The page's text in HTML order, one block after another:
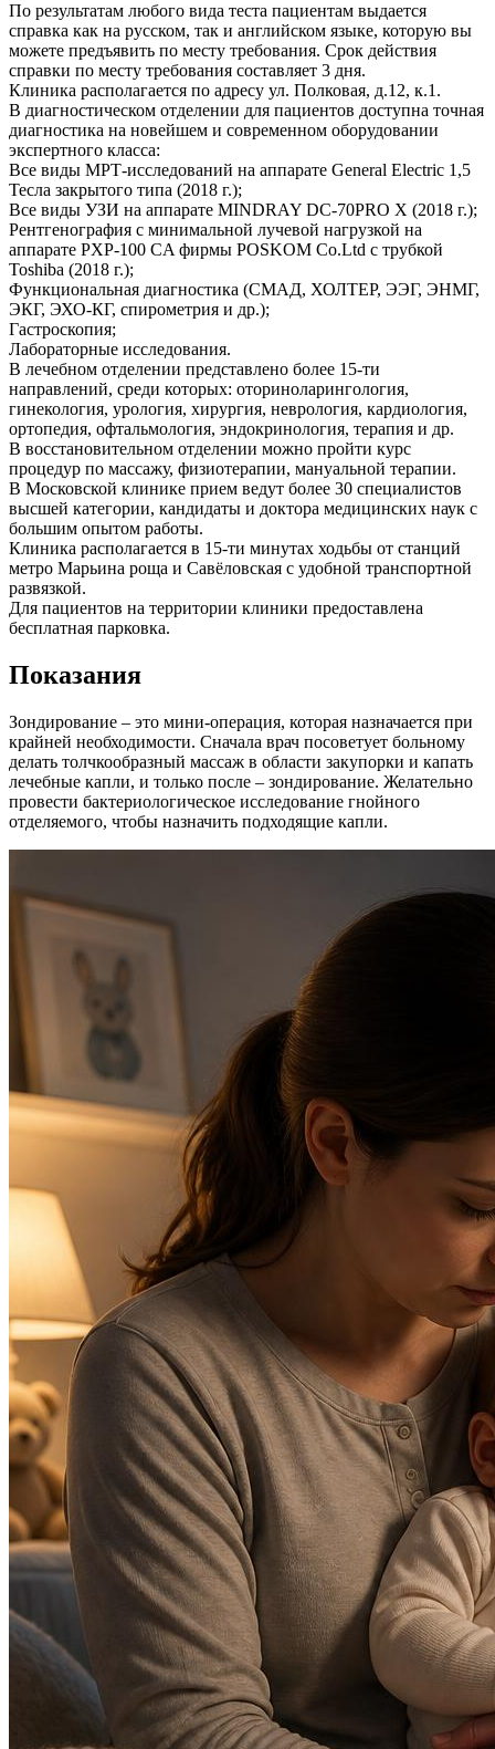
По результатам любого вида теста пациентам выдается
справка как на русском, так и английском языке, которую вы
можете предъявить по месту требования. Срок действия
справки по месту требования составляет 3 дня.
Клиника располагается по адресу ул. Полковая, д.12, к.1.
В диагностическом отделении для пациентов доступна точная
диагностика на новейшем и современном оборудовании
экспертного класса:
Все виды МРТ-исследований на аппарате General Electric 1,5
Тесла закрытого типа (2018 г.);
Все виды УЗИ на аппарате MINDRAY DC-70PRO X (2018 г.);
Рентгенография с минимальной лучевой нагрузкой на
аппарате PXP-100 CA фирмы POSKOM Co.Ltd с трубкой
Toshiba (2018 г.);
Функциональная диагностика (СМАД, ХОЛТЕР, ЭЭГ, ЭНМГ,
ЭКГ, ЭХО-КГ, спирометрия и др.);
Гастроскопия;
Лабораторные исследования.
В лечебном отделении представлено более 15-ти
направлений, среди которых: оториноларингология,
гинекология, урология, хирургия, неврология, кардиология,
ортопедия, офтальмология, эндокринология, терапия и др.
В восстановительном отделении можно пройти курс
процедур по массажу, физиотерапии, мануальной терапии.
В Московской клинике прием ведут более 30 специалистов
высшей категории, кандидаты и доктора медицинских наук с
большим опытом работы.
Клиника располагается в 15-ти минутах ходьбы от станций
метро Марьина роща и Савёловская с удобной транспортной
развязкой.
Для пациентов на территории клиники предоставлена
бесплатная парковка.
Показания
Зондирование – это мини-операция, которая назначается при
крайней необходимости. Сначала врач посоветует больному
делать толчкообразный массаж в области закупорки и капать
лечебные капли, и только после – зондирование. Желательно
провести бактериологическое исследование гнойного
отделяемого, чтобы назначить подходящие капли.